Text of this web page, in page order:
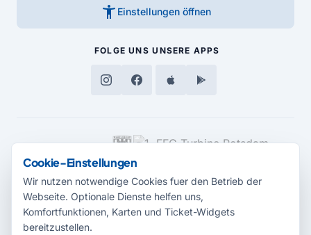
accessibility_new Einstellungen öffnen
FOLGE UNS UNSERE APPS
MEDIENPARTNER
Cookie-Einstellungen
Wir nutzen notwendige Cookies fuer den Betrieb der
Webseite. Optionale Dienste helfen uns,
Komfortfunktionen, Karten und Ticket-Widgets
bereitzustellen.